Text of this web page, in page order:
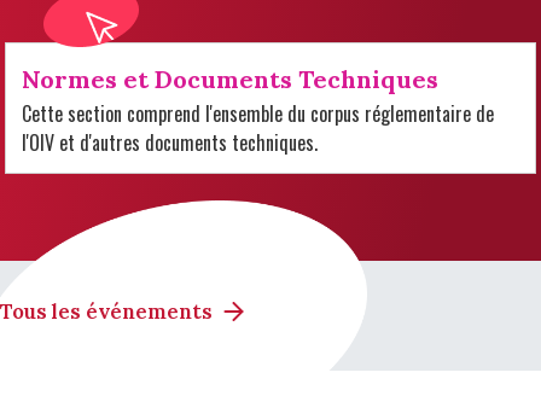
Normes et Documents Techniques
Cette section comprend l'ensemble du corpus réglementaire de
l'OIV et d'autres documents techniques.
Tous les événements